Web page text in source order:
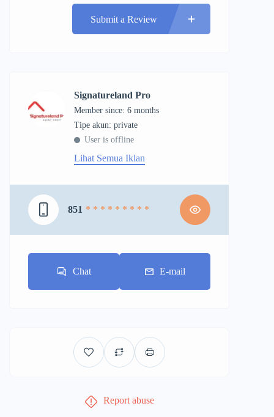
Submit a Review
Signatureland Pro
Member since: 6 months
tipe akun: private
User is offline
Lihat Semua Iklan
851 * * * * * * * * *
Chat E-mail
Report abuse